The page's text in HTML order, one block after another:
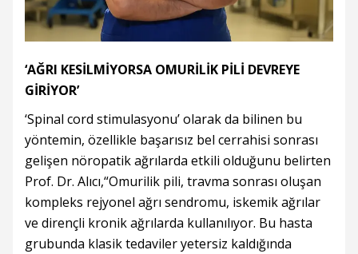
‘AĞRI KESİLMİYORSA OMURİLİK PİLİ DEVREYE
GİRİYOR’
‘Spinal cord stimulasyonu’ olarak da bilinen bu
yöntemin, özellikle başarısız bel cerrahisi sonrası
gelişen nöropatik ağrılarda etkili olduğunu belirten
Prof. Dr. Alıcı,“Omurilik pili, travma sonrası oluşan
kompleks rejyonel ağrı sendromu, iskemik ağrılar
ve dirençli kronik ağrılarda kullanılıyor. Bu hasta
grubunda klasik tedaviler yetersiz kaldığında